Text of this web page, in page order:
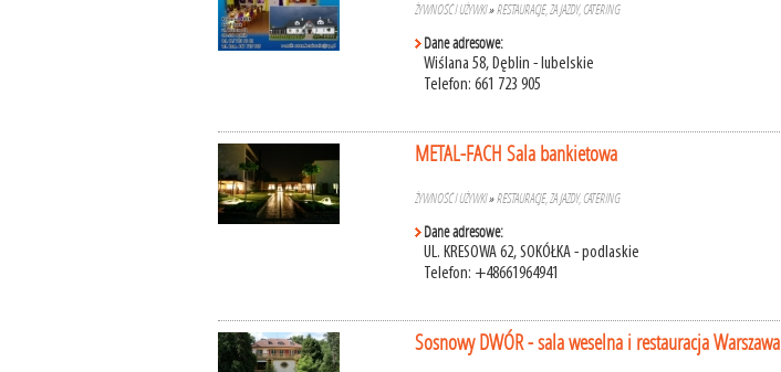
ŻYWNOŚĆ I UŻYWKI»RESTAURACJE, ZAJAZDY, CATERING
Dane adresowe:
Wiślana 58, Dęblin - lubelskie
Telefon: 661 723 905
METAL-FACH Sala bankietowa
ŻYWNOŚĆ I UŻYWKI»RESTAURACJE, ZAJAZDY, CATERING
Dane adresowe:
UL. KRESOWA 62, SOKÓŁKA - podlaskie
Telefon: +48661964941
Sosnowy DWÓR - sala weselna i restauracja Warszawa